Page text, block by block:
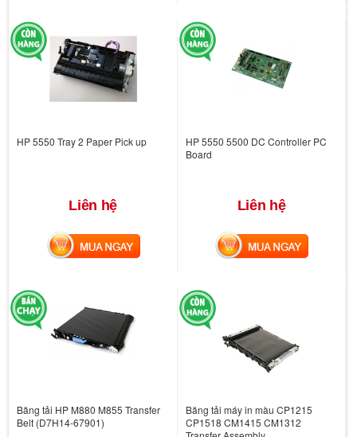
HP 5550 Tray 2 Paper Pick up
Liên hệ
MUA NGAY
HP 5550 5500 DC Controller PC
Board
Liên hệ
MUA NGAY
Băng tải HP M880 M855 Transfer
Belt (D7H14-67901)
Băng tải máy in màu CP1215
CP1518 CM1415 CM1312